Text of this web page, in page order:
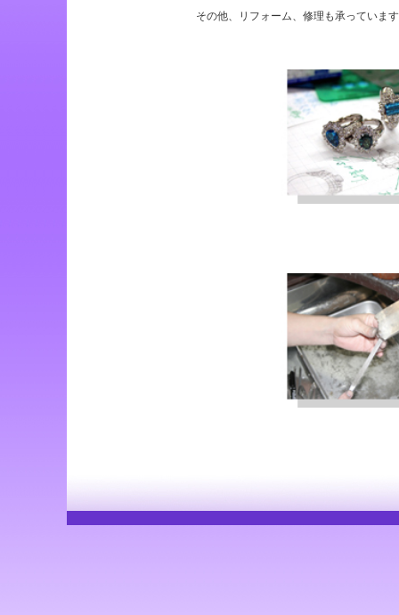
その他、リフォーム、修理も承っていま